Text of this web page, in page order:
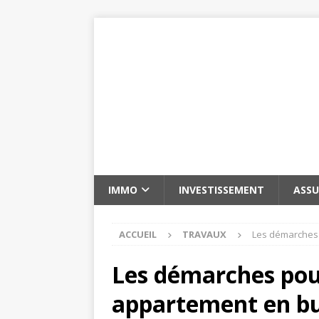
IMMO INVESTISSEMENT
ACCUEIL TRAVAUX Les
Les démarches
appartement en